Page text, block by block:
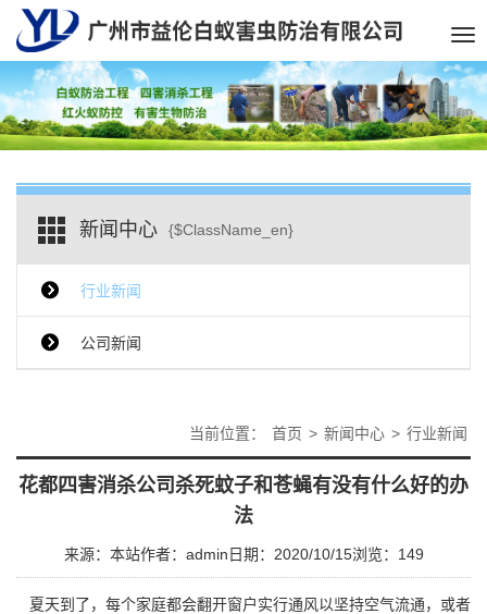
新闻中心 {$ClassName_en}
行业新闻
公司新闻
当前位置： 首页 > 新闻中心 > 行业新闻
花都四害消杀公司杀死蚊子和苍蝇有没有什么好的办
法
来源：本站作者：admin 日期：2020/10/15浏览： 149
夏天到了，每个家庭都会翻开窗户实行通风以坚持空气流通，或者